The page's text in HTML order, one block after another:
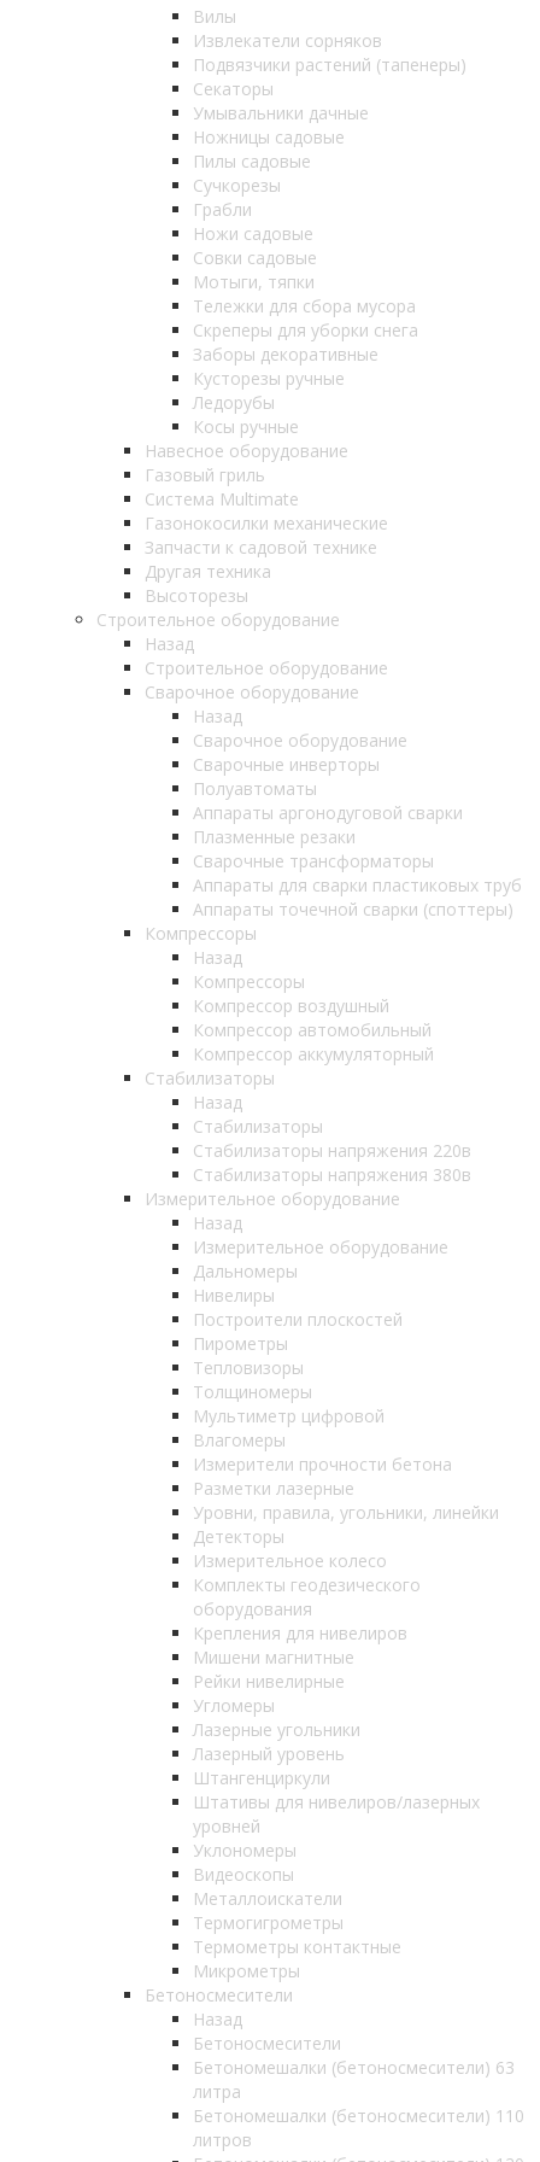
Вилы
Извлекатели сорняков
Подвязчики растений (тапенеры)
Секаторы
Умывальники дачные
Ножницы садовые
Пилы садовые
Сучкорезы
Грабли
Ножи садовые
Совки садовые
Мотыги, тяпки
Тележки для сбора мусора
Скреперы для уборки снега
Заборы декоративные
Кусторезы ручные
Ледорубы
Косы ручные
Навесное оборудование
Газовый гриль
Система Multimate
Газонокосилки механические
Запчасти к садовой технике
Другая техника
Высоторезы
Строительное оборудование
Назад
Строительное оборудование
Сварочное оборудование
Назад
Сварочное оборудование
Сварочные инверторы
Полуавтоматы
Аппараты аргонодуговой сварки
Плазменные резаки
Сварочные трансформаторы
Аппараты для сварки пластиковых труб
Аппараты точечной сварки (споттеры)
Компрессоры
Назад
Компрессоры
Компрессор воздушный
Компрессор автомобильный
Компрессор аккумуляторный
Стабилизаторы
Назад
Стабилизаторы
Стабилизаторы напряжения 220в
Стабилизаторы напряжения 380в
Измерительное оборудование
Назад
Измерительное оборудование
Дальномеры
Нивелиры
Построители плоскостей
Пирометры
Тепловизоры
Толщиномеры
Мультиметр цифровой
Влагомеры
Измерители прочности бетона
Разметки лазерные
Уровни, правила, угольники, линейки
Детекторы
Измерительное колесо
Комплекты геодезического
оборудования
Крепления для нивелиров
Мишени магнитные
Рейки нивелирные
Угломеры
Лазерные угольники
Лазерный уровень
Штангенциркули
Штативы для нивелиров/лазерных
уровней
Уклономеры
Видеоскопы
Металлоискатели
Термогигрометры
Термометры контактные
Микрометры
Бетоносмесители
Назад
Бетоносмесители
Бетономешалки (бетоносмесители) 63
литра
Бетономешалки (бетоносмесители) 110
литров